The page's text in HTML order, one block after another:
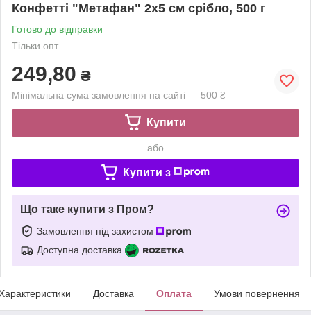
Конфетті "Метафан" 2х5 см срібло, 500 г
Готово до відправки
Тільки опт
249,80 ₴
Мінімальна сума замовлення на сайті — 500 ₴
Купити
або
Купити з
Що таке купити з Пром?
Замовлення під захистом
Доступна доставка
Доставка Оплата Умови повернення